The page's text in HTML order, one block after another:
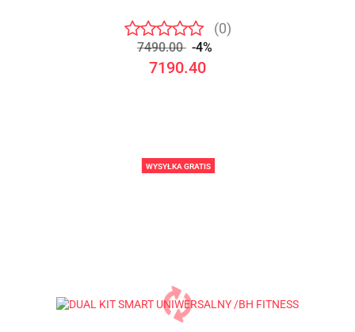
(0)
7490.00 -4%
7190.40
WYSYŁKA GRATIS